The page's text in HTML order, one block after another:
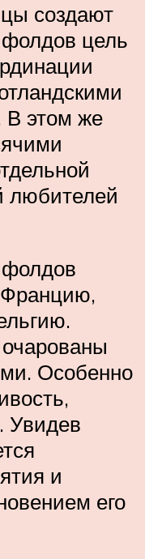
создают
цель
В этом же
любителей
Особенно
Увидев
и
его